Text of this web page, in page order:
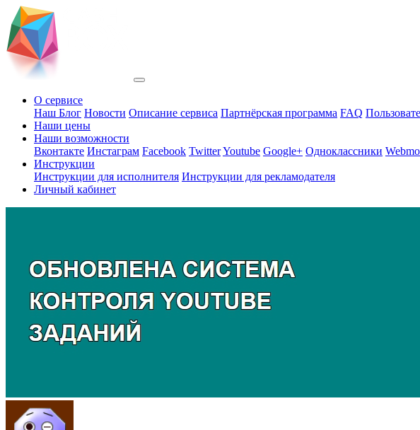
О сервисе
Наш Блог Новости Описание сервиса Партнёрская программа FAQ
Наши цены
Наши возможности
Вконтакте Инстаграм Facebook TwitterYoutube Google+ Одноклассники
Инструкции
Инструкции для исполнителя Инструкции для рекламодателя
Личный кабинет